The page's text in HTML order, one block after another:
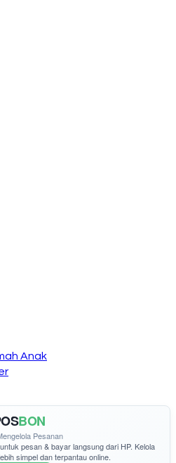
Anak
BON
Pesanan
pesan & bayar langsung dari HP. Kelola
simpel dan terpantau online.